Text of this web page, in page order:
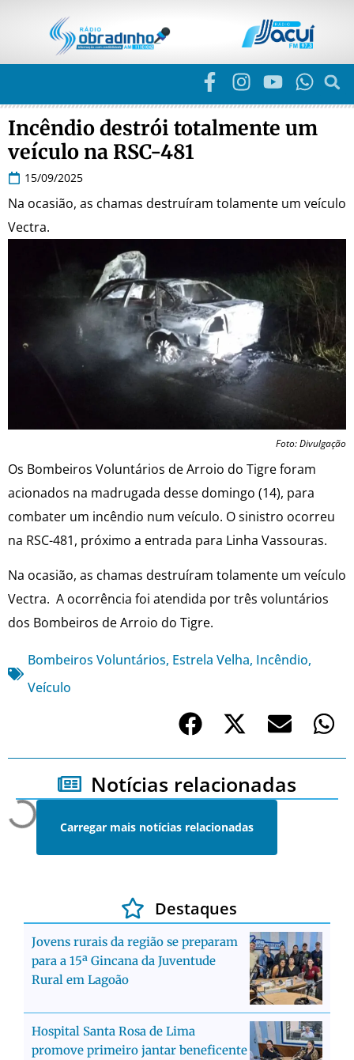
Incêndio destrói totalmente um
veículo na RSC-481
15/09/2025
Na ocasião, as chamas destruíram tolamente um veículo
Vectra.
Foto: Divulgação
Os Bombeiros Voluntários de Arroio do Tigre foram
acionados na madrugada desse domingo (14), para
combater um incêndio num veículo. O sinistro ocorreu
na RSC-481, próximo a entrada para Linha Vassouras.
Na ocasião, as chamas destruíram tolamente um veículo
Vectra. A ocorrência foi atendida por três voluntários
dos Bombeiros de Arroio do Tigre.
Bombeiros Voluntários, Estrela Velha, Incêndio,
Veículo
Notícias relacionadas
Carregar mais notícias relacionadas
Destaques
Jovens rurais da região se preparam
para a 15ª Gincana da Juventude
Rural em Lagoão
Hospital Santa Rosa de Lima
promove primeiro jantar beneficente